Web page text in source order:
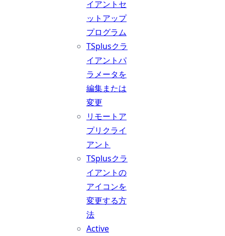
イアントセ
ットアップ
プログラム
TSplusクラ
イアントパ
ラメータを
編集または
変更
リモートア
プリクライ
アント
TSplusクラ
イアントの
アイコンを
変更する方
法
Active